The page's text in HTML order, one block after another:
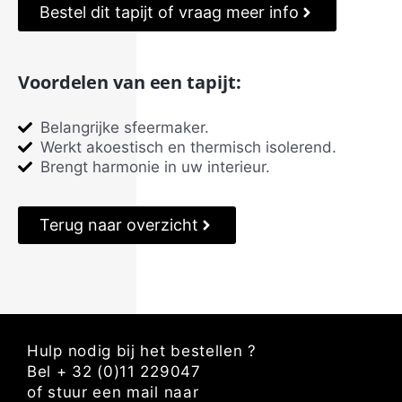
Bestel dit tapijt of vraag meer info
Voordelen van een tapijt:
Belangrijke sfeermaker.
Werkt akoestisch en thermisch isolerend.
Brengt harmonie in uw interieur.
Terug naar overzicht
Hulp nodig bij het bestellen ?
Bel + 32 (0)11 229047
of stuur een mail naar